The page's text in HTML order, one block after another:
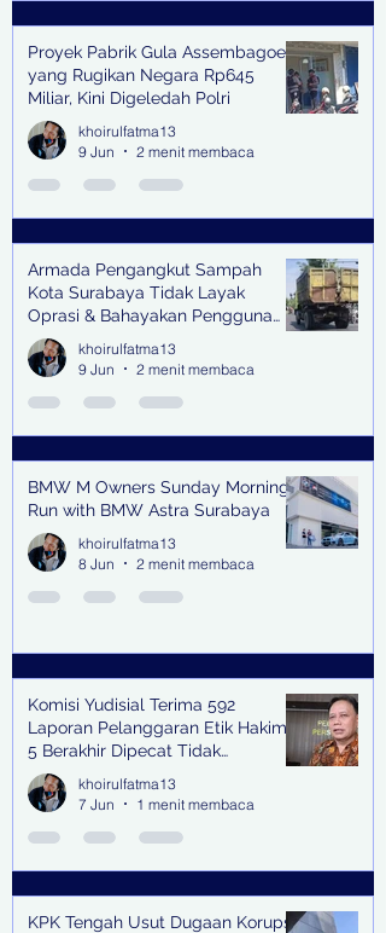
Proyek Pabrik Gula Assembagoes
yang Rugikan Negara Rp645
Miliar, Kini Digeledah Polri
khoirulfatma13
9 Jun
2 menit membaca
Armada Pengangkut Sampah
Kota Surabaya Tidak Layak
Oprasi & Bahayakan Pengguna
Jalan
khoirulfatma13
9 Jun
2 menit membaca
BMW M Owners Sunday Morning
Run with BMW Astra Surabaya
khoirulfatma13
8 Jun
2 menit membaca
Komisi Yudisial Terima 592
Laporan Pelanggaran Etik Hakim,
5 Berakhir Dipecat Tidak
Terhormat
khoirulfatma13
7 Jun
1 menit membaca
KPK Tengah Usut Dugaan Korupsi